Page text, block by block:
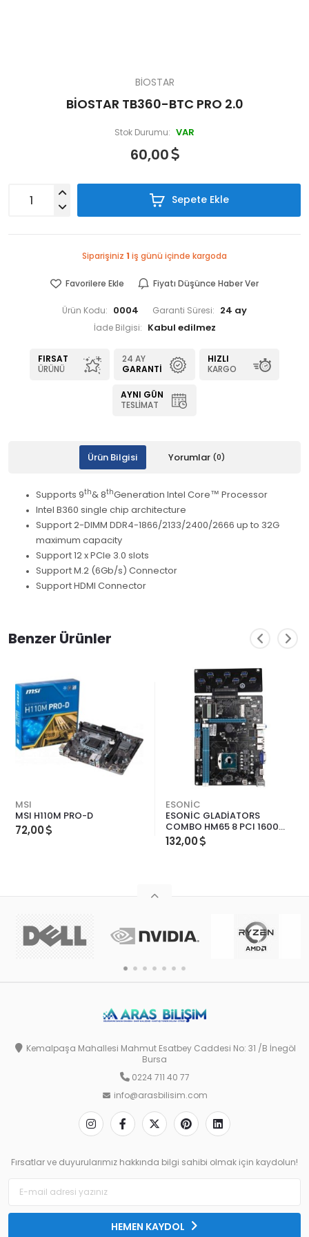
BİOSTAR
BİOSTAR TB360-BTC PRO 2.0
Stok Durumu: VAR
60,00
Sepete Ekle
Siparişiniz 1 iş günü içinde kargoda
Favorilere Ekle Fiyatı Düşünce Haber Ver
Ürün Kodu: 0004 Garanti Süresi: 24 ay
İade Bilgisi:
FIRSAT
ÜRÜNÜ
24 AY
GARANTI
HIZLI
KARGO
AYNI GÜN
TESLIMAT
Ürün Bilgisi Yorumlar (0)
Supports 9th & 8thGeneration Intel Core™ Processor
Intel B360 single chip architecture
Support 2-DIMM DDR4-1866/2133/2400/2666 up to 32G
maximum capacity
Support 12 x PCIe 3.0 slots
Support M.2 (6Gb/s) Connector
Support HDMI Connector
Benzer Ürünler
MSI
MSI H110M PRO-D
72,00
ESONİC
ESONİC GLADİATORS
COMBO HM65 8 PCI 1600
MHz DDR3 SOKET988 ATX
MİNİNG ANAKART
132,00
Kemalpaşa Mahallesi Mahmut Esatbey Caddesi No: 31 /B İnegöl
Bursa
0224 711 40 77
info@arasbilisim.com
Fırsatlar ve duyurularımız hakkında bilgi sahibi olmak için kaydolun!
HEMEN KAYDOL